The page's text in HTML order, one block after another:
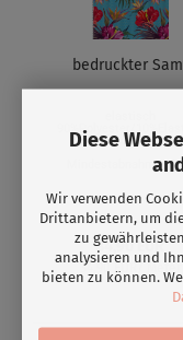
Diese
Wir verwenden
Drittanbietern, um
zu
analysieren und
bieten zu können.
bedruckter
90%Polyester/
Gewicht ca.200g/
Mindestabnahme:
34,90 EUR
34,90 EUR/ Meter